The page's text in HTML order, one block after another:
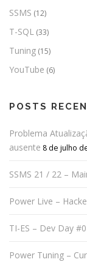
SSMS (12)
T-SQL (33)
Tuning (15)
YouTube (6)
POSTS
Problema
ausente 8 de julho
SSMS 21 / 22 –
Power Live –
TI-ES – Dev Day
Power Tuning –